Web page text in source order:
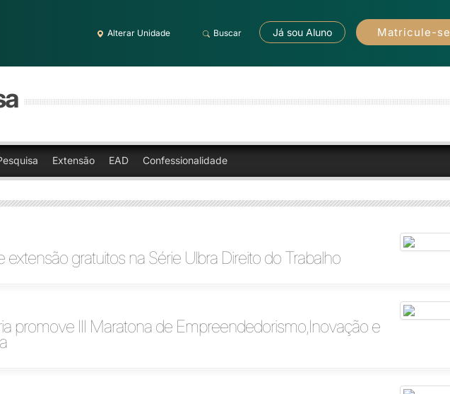
Alterar Unidade Buscar Já sou Aluno Matricule-se
Extensão EAD Confessionalidade
extensão gratuitos na Série Ulbra Direito do Trabalho
promove III Maratona de Empreendedorismo,Inovação e